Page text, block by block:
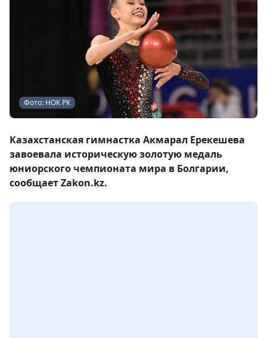
Фото: НОК РК
Казахстанская гимнастка Акмарал Ерекешева
завоевала историческую золотую медаль
юниорского чемпионата мира в Болгарии,
сообщает Zakon.kz.